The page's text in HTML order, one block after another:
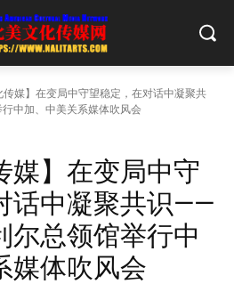
传媒】在变局中守望稳定，在对话中凝聚共
中加、中美关系媒体吹风会
媒】在变局中守
话中凝聚共识——
尔总领馆举行中
媒体吹风会